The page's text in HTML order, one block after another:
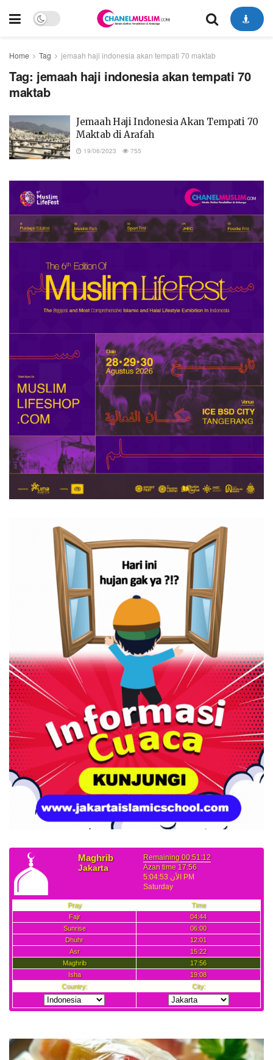
Home Tag jemaah haji indonesia akan tempati 70 maktab
Tag: jemaah haji indonesia akan tempati 70
maktab
Jemaah Haji Indonesia Akan Tempati 70
Maktab di Arafah
19/06/2023 755